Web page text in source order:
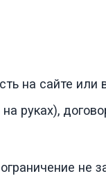
на сайте или
руках),
не